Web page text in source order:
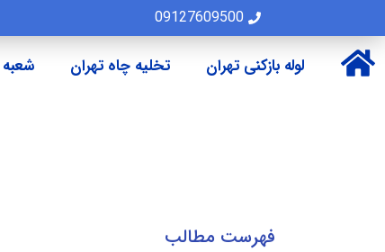
09127609500
لوله بازکنی تهران
تخلیه چاه تهران
فهرست مطالب